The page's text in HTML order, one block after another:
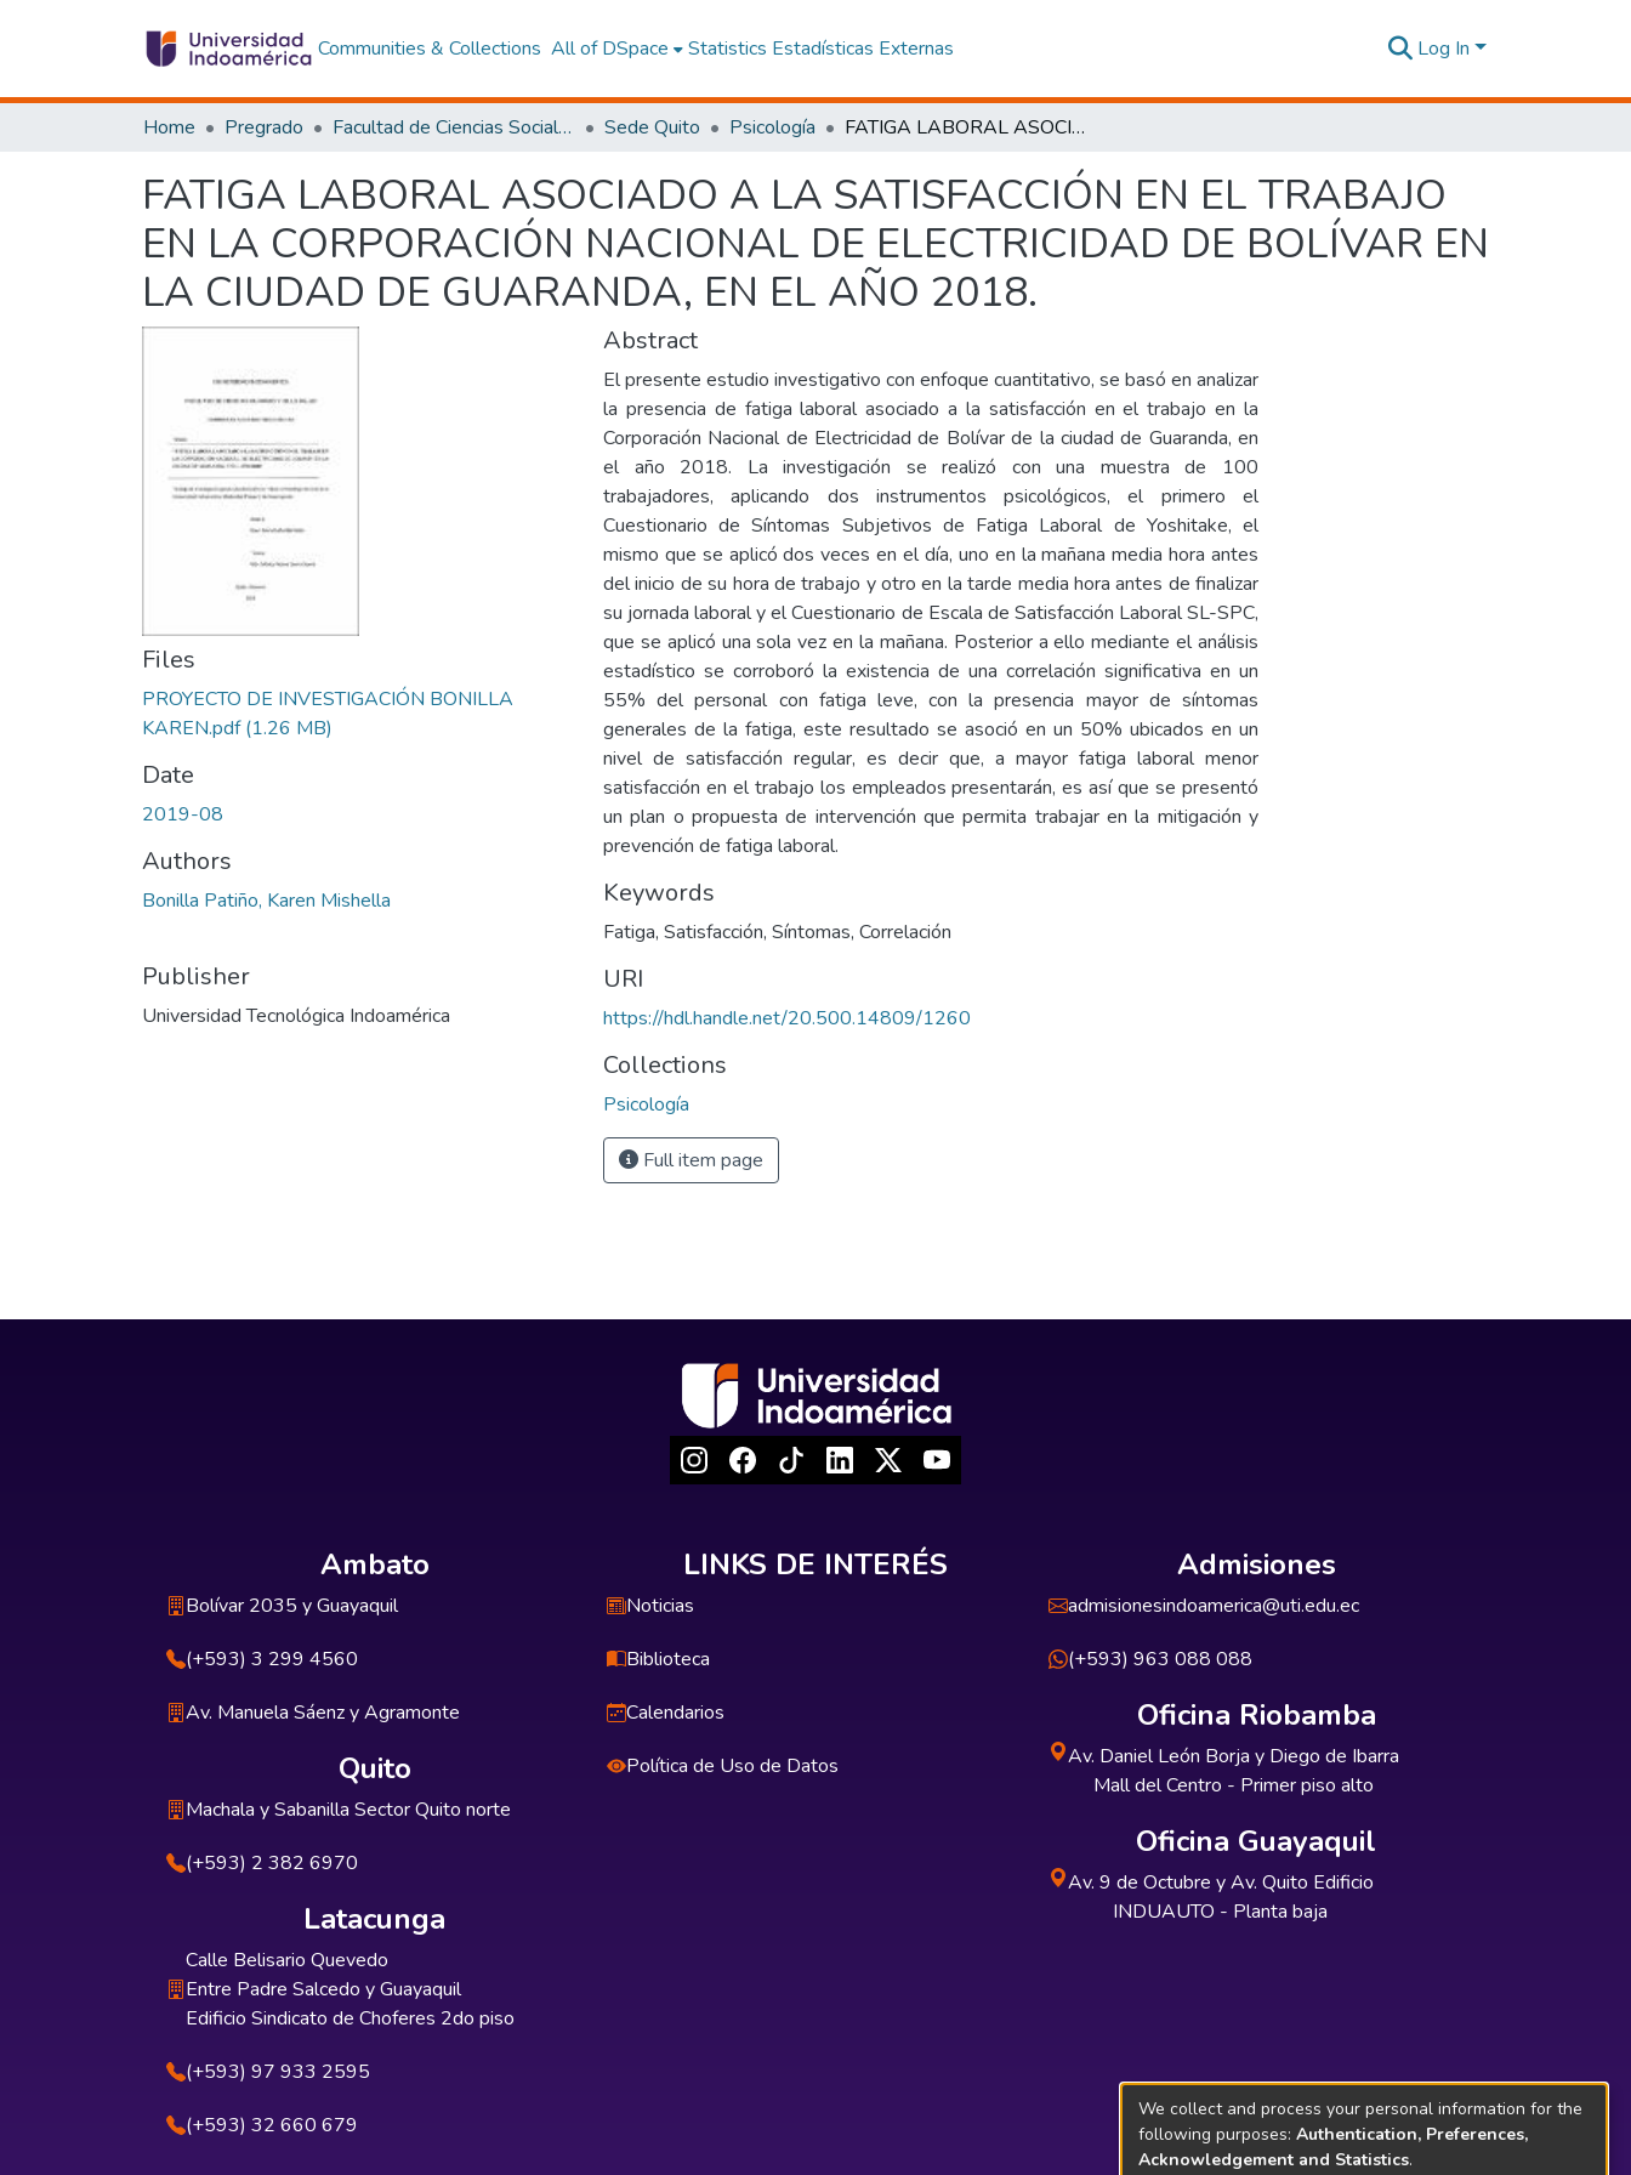
Communities & Collections All of DSpace Statistics Estadísticas Externas Log In
Home Pregrado Facultad de Ciencias Sociales y Humanas Sede Quito Psicología FATIGA LABORAL ASOCIADO A LA SATISFACCIÓN EN EL TRABAJO EN LA CORPORACIÓN NACIONAL DE ELECTRICIDAD DE BOLÍVAR EN LA CIUDAD DE GUARANDA, EN EL AÑO 2018.
FATIGA LABORAL ASOCIADO A LA SATISFACCIÓN EN EL TRABAJO
EN LA CORPORACIÓN NACIONAL DE ELECTRICIDAD DE BOLÍVAR EN
LA CIUDAD DE GUARANDA, EN EL AÑO 2018.
Files
PROYECTO DE INVESTIGACIÓN BONILLA
KAREN.pdf(1.26 MB)
Date
2019-08
Authors
Bonilla Patiño, Karen Mishella
Publisher
Universidad Tecnológica Indoamérica
Abstract
El presente estudio investigativo con enfoque cuantitativo, se basó en analizar
la presencia de fatiga laboral asociado a la satisfacción en el trabajo en la
Corporación Nacional de Electricidad de Bolívar de la ciudad de Guaranda, en
el año 2018. La investigación se realizó con una muestra de 100
trabajadores, aplicando dos instrumentos psicológicos, el primero el
Cuestionario de Síntomas Subjetivos de Fatiga Laboral de Yoshitake, el
mismo que se aplicó dos veces en el día, uno en la mañana media hora antes
del inicio de su hora de trabajo y otro en la tarde media hora antes de finalizar
su jornada laboral y el Cuestionario de Escala de Satisfacción Laboral SL-SPC,
que se aplicó una sola vez en la mañana. Posterior a ello mediante el análisis
estadístico se corroboró la existencia de una correlación significativa en un
55% del personal con fatiga leve, con la presencia mayor de síntomas
generales de la fatiga, este resultado se asoció en un 50% ubicados en un
nivel de satisfacción regular, es decir que, a mayor fatiga laboral menor
satisfacción en el trabajo los empleados presentarán, es así que se presentó
un plan o propuesta de intervención que permita trabajar en la mitigación y
prevención de fatiga laboral.
Keywords
Fatiga, Satisfacción, Síntomas, Correlación
URI
https://hdl.handle.net/20.500.14809/1260
Collections
Psicología
Full item page
Ambato
Bolívar 2035 y Guayaquil
(+593) 3 299 4560
Av. Manuela Sáenz y Agramonte
Quito
Machala y Sabanilla Sector Quito norte
(+593) 2 382 6970
Latacunga
Calle Belisario Quevedo
Entre Padre Salcedo y Guayaquil
Edificio Sindicato de Choferes 2do piso
(+593) 97 933 2595
(+593) 32 660 679
LINKS DE INTERÉS
Noticias
Biblioteca
Calendarios
Política de Uso de Datos
Admisiones
admisionesindoamerica@uti.edu.ec
(+593) 963 088 088
Oficina Riobamba
Av. Daniel León Borja y Diego de Ibarra
Mall del Centro - Primer piso alto
Oficina Guayaquil
Av. 9 de Octubre y Av. Quito Edificio
INDUAUTO - Planta baja
We collect and process your personal information for the
following purposes: Authentication, Preferences,
Acknowledgement and Statistics.